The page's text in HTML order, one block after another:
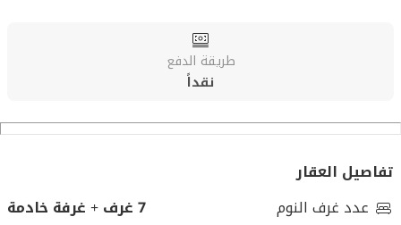
طريقة الدفع
نقداً
تفاصيل العقار
عدد غرف النوم
7 غرف + غرفة خادمة